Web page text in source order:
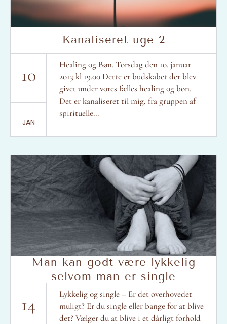
Kanaliseret uge 2
10
JAN
Healing og Bøn. Torsdag den 10. januar
2013 kl 19.00 Dette er budskabet der blev
givet under vores fælles healing og bøn.
Det er kanaliseret til mig, fra gruppen af
spirituelle...
Man kan godt være lykkelig
selvom man er single
14
Lykkelig og single – Er det overhovedet
muligt? Er du single eller bange for at blive
det? Vælger du at blive i et dårligt forhold